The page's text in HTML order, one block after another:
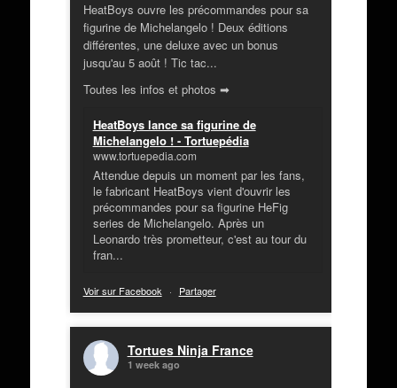
HeatBoys ouvre les précommandes pour sa
figurine de Michelangelo ! Deux éditions
différentes, une deluxe avec un bonus
jusqu'au 5 août ! Tic tac...
Toutes les infos et photos ➡
HeatBoys lance sa figurine de
Michelangelo ! - Tortuepédia
www.tortuepedia.com
Attendue depuis un moment par les fans,
le fabricant HeatBoys vient d'ouvrir les
précommandes pour sa figurine HeFig
series de Michelangelo. Après un
Leonardo très prometteur, c'est au tour du
fran...
Voir sur Facebook · Partager
Tortues Ninja France
1 week ago